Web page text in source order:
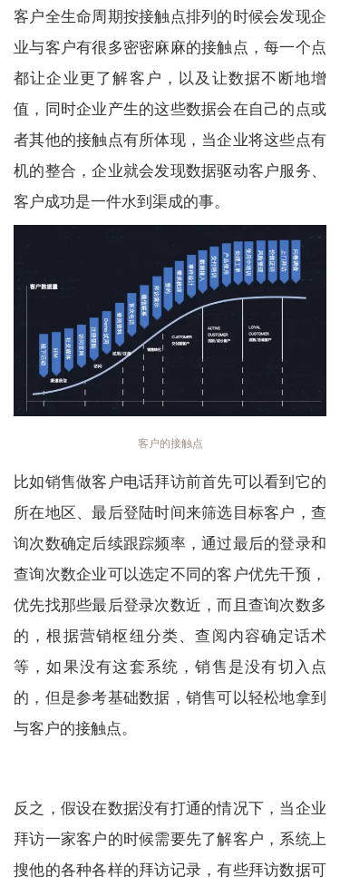
客户全生命周期按接触点排列的时候会发现企
业与客户有很多密密麻麻的接触点，每一个点
都让企业更了解客户，以及让数据不断地增
值，同时企业产生的这些数据会在自己的点或
者其他的接触点有所体现，当企业将这些点有
机的整合，企业就会发现数据驱动客户服务、
客户成功是一件水到渠成的事。
客户的接触点
比如销售做客户电话拜访前首先可以看到它的
所在地区、最后登陆时间来筛选目标客户，查
询次数确定后续跟踪频率，通过最后的登录和
查询次数企业可以选定不同的客户优先干预，
优先找那些最后登录次数近，而且查询次数多
的，根据营销枢纽分类、查阅内容确定话术
等，如果没有这套系统，销售是没有切入点
的，但是参考基础数据，销售可以轻松地拿到
与客户的接触点。
反之，假设在数据没有打通的情况下，当企业
拜访一家客户的时候需要先了解客户，系统上
搜他的各种各样的拜访记录，有些拜访数据可